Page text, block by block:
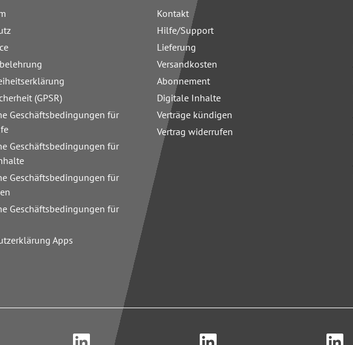
(GPSR)
Geschäftsbedingungen für
Geschäftsbedingungen für
Geschäftsbedingungen für
Geschäftsbedingungen für
Apps
Kontakt
Hilfe/Support
Lieferung
Versandkosten
Abonnement
Digitale Inhalte
Verträge kündigen
Vertrag widerrufen